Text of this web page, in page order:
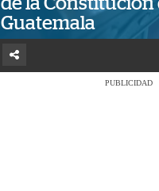
Guatemala
PUBLICIDAD